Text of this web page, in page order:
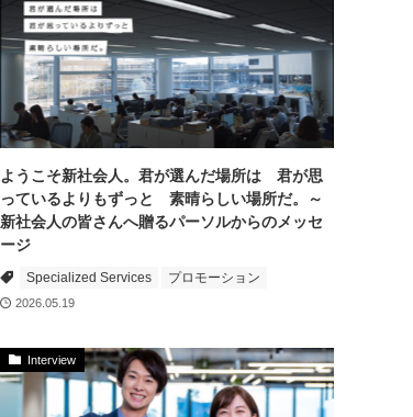
ようこそ新社会人。君が選んだ場所は 君が思
っているよりもずっと 素晴らしい場所だ。～
新社会人の皆さんへ贈るパーソルからのメッセ
ージ
Specialized Services プロモーション
2026.05.19
Interview